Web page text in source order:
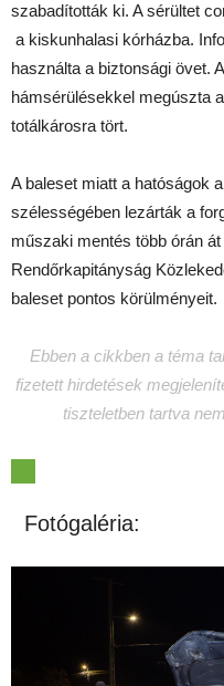
szabadították ki. A sérültet
a kiskunhalasi kórházba.
használta a biztonsági övet.
hámsérülésekkel megúszta
totálkárosra tört.
A baleset miatt a hatóságok
szélességében lezárták a
műszaki mentés több órán
Rendőrkapitányság
baleset pontos körülményeit.
Ebben a cikkben a téma
fizetett hirdetések
tiszteletben tartva
Fotógaléria: